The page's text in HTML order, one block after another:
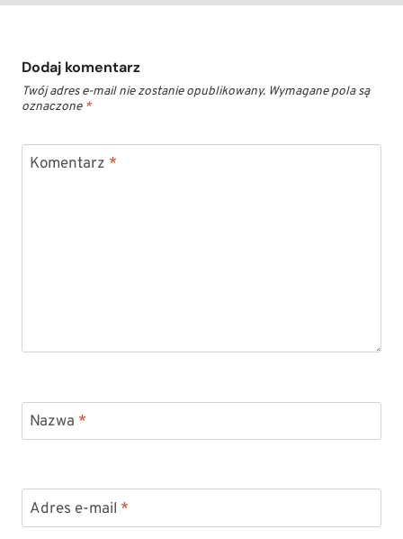
Dodaj komentarz
Twój adres e-mail nie zostanie opublikowany. Wymagane pola są
oznaczone *
Komentarz *
Nazwa *
Adres e-mail *